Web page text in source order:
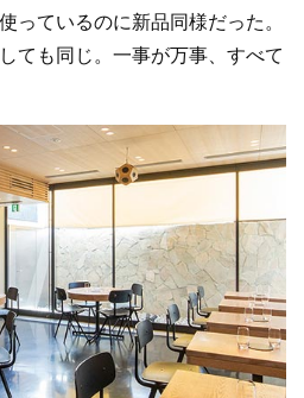
っているのに新品同様だった。
ても同じ。一事が万事、すべて